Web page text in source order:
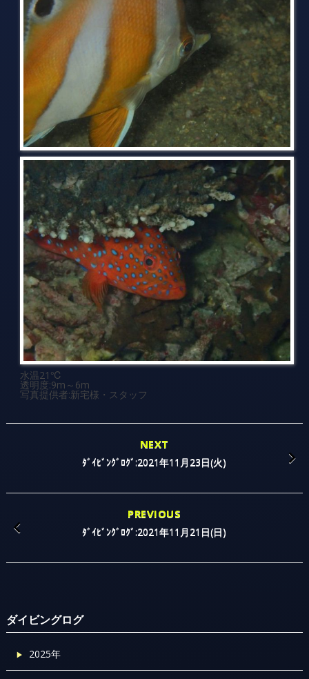
水温21℃
透明度:9m～6m
写真提供者:新宅様・スタッフ
NEXT
ﾀﾞｲﾋﾞﾝｸﾞﾛｸﾞ:2021年11月23日(火)
PREVIOUS
ﾀﾞｲﾋﾞﾝｸﾞﾛｸﾞ:2021年11月21日(日)
ダイビングログ
2025年